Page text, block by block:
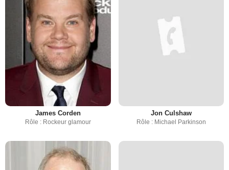
James Corden
Rôle : Rockeur glamour
Jon Culshaw
Rôle : Michael Parkinson